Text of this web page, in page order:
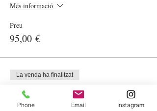
Més informació
Preu
95,00 €
La venda ha finalitzat
Tipus d'entrada
FOC 1 MÉS / 1 MÁS
Phone Email Instagram